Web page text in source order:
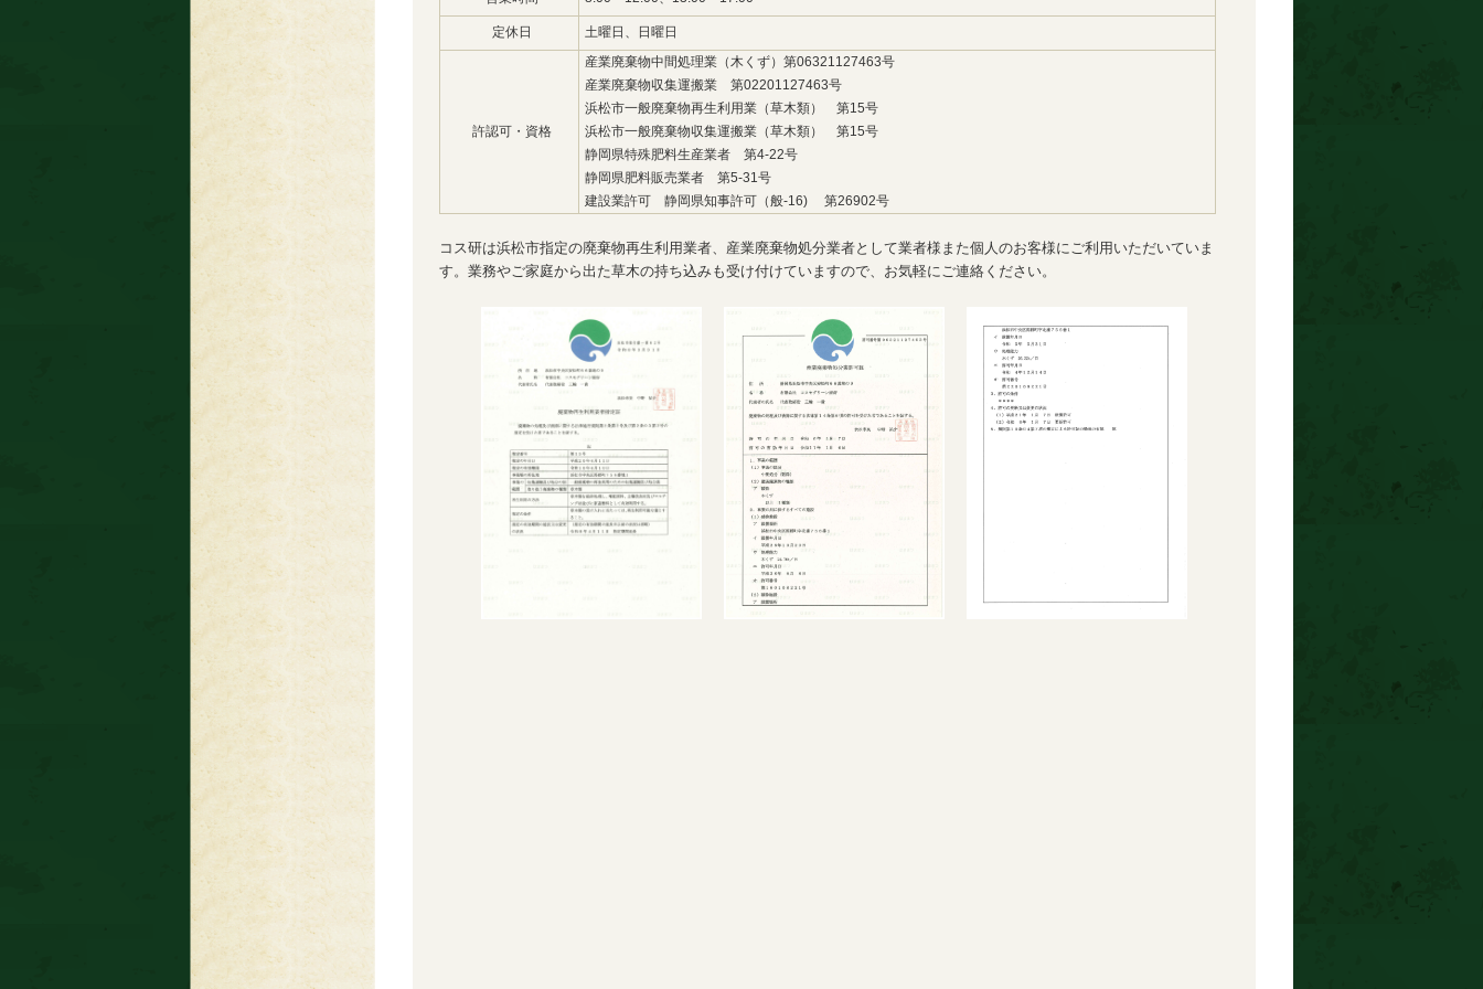
定休日 土曜日、日曜日
許認可・資格
産業廃棄物中間処理業（木くず）第06321127463号
産業廃棄物収集運搬業 第02201127463号
浜松市一般廃棄物再生利用業（草木類） 第15号
浜松市一般廃棄物収集運搬業（草木類） 第15号
静岡県特殊肥料生産業者 第4-22号
静岡県肥料販売業者 第5-31号
建設業許可 静岡県知事許可（般-16) 第26902号
コス研は浜松市指定の廃棄物再生利用業者、産業廃棄物処分業者として業者様また個人のお客様にご利用いただいていま
す。業務やご家庭から出た草木の持ち込みも受け付けていますので、お気軽にご連絡ください。